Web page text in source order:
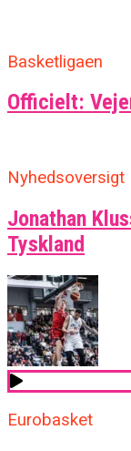
Basketligaen
Officielt:
Nyhedsoversigt
Jonathan
Tyskland
Eurobasket